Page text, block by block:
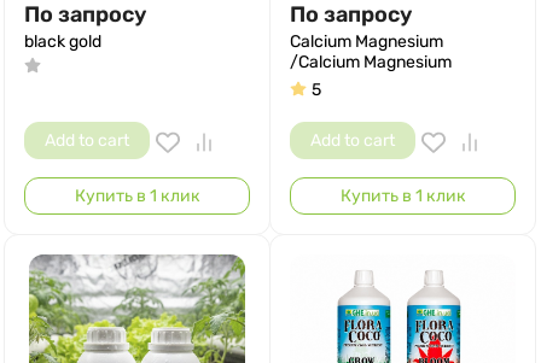
По запросу
black gold
Add to cart
Купить в 1 клик
По запросу
Calcium Magnesium
/Calcium Magnesium
5
Add to cart
Купить в 1 клик